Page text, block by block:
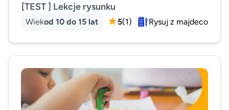
[TEST ] Lekcje rysunku
Wiekod 10 do 15 lat 5(1) Rysuj z majdeco